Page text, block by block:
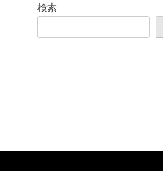
検索